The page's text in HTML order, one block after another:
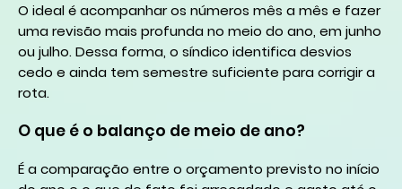
O ideal é acompanhar os números mês a mês e fazer
uma revisão mais profunda no meio do ano, em junho
ou julho. Dessa forma, o síndico identifica desvios
cedo e ainda tem semestre suficiente para corrigir a
rota.
O que é o balanço de meio de ano?
É a comparação entre o orçamento previsto no início